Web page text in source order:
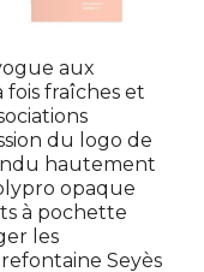
aux
fois fraîches et
du logo de
hautement
opaque
à pochette
les
Seyès